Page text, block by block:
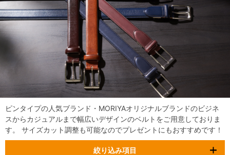
ピンタイプの人気ブランド・MORIYAオリジナルブランドのビジネ
スからカジュアルまで幅広いデザインのベルトをご用意しておりま
す。 サイズカット調整も可能なのでプレゼントにもおすすめです！
絞り込み項目